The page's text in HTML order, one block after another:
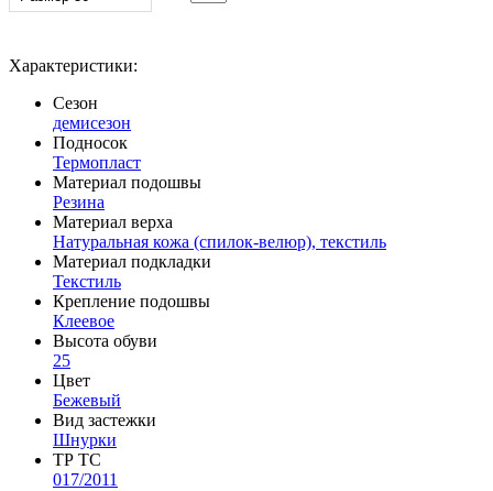
Характеристики:
Сезон
демисезон
Подносок
Термопласт
Материал подошвы
Резина
Материал верха
Натуральная кожа (спилок-велюр), текстиль
Материал подкладки
Текстиль
Крепление подошвы
Клеевое
Высота обуви
25
Цвет
Бежевый
Вид застежки
Шнурки
ТР ТС
017/2011